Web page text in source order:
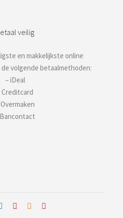
veilig
en makkelijkste online
volgende betaalmethoden:
– iDeal
Creditcard